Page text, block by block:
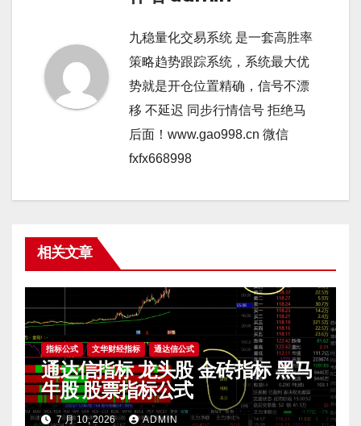
九稳量化交易系统 是一套高胜率
策略趋势跟踪系统，系统最大优
势就是开仓位置精确，信号不漂
移 不延迟 同步行情信号 拒绝马
后面！www.gao998.cn 微信
fxfx668998
相关文章
指标公式 文华财经指标 通达信公式
通达信指标 龙头股 金砖指标 黑马
牛股 股票指标公式
7 月 10, 2026 ADMIN